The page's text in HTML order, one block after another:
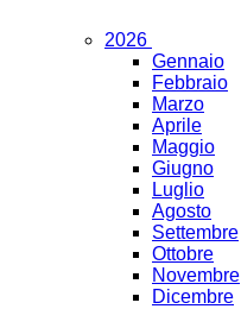
2026
Gennaio
Febbraio
Marzo
Aprile
Maggio
Giugno
Luglio
Agosto
Settembre
Ottobre
Novembre
Dicembre